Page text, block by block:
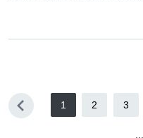
1 2 3